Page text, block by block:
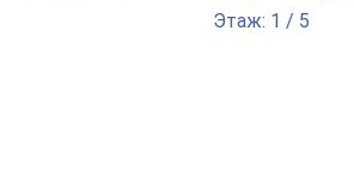
Этаж: 1 / 5